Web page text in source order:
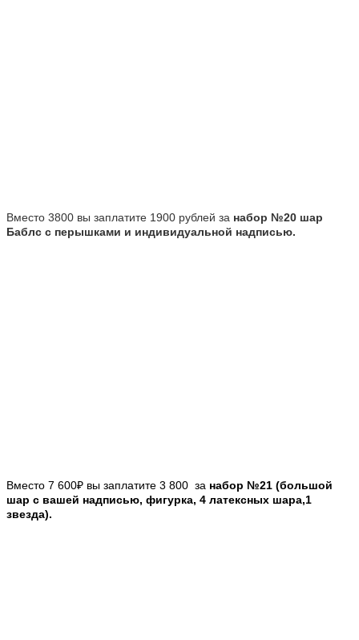
Вместо 3800 вы заплатите 1900 рублей за набор №20 шар
Баблс с перышками и индивидуальной надписью.
Вместо 7 600₽ вы заплатите 3 800 за набор №21 (большой
шар с вашей надписью, фигурка, 4 латексных шара,1
звезда).